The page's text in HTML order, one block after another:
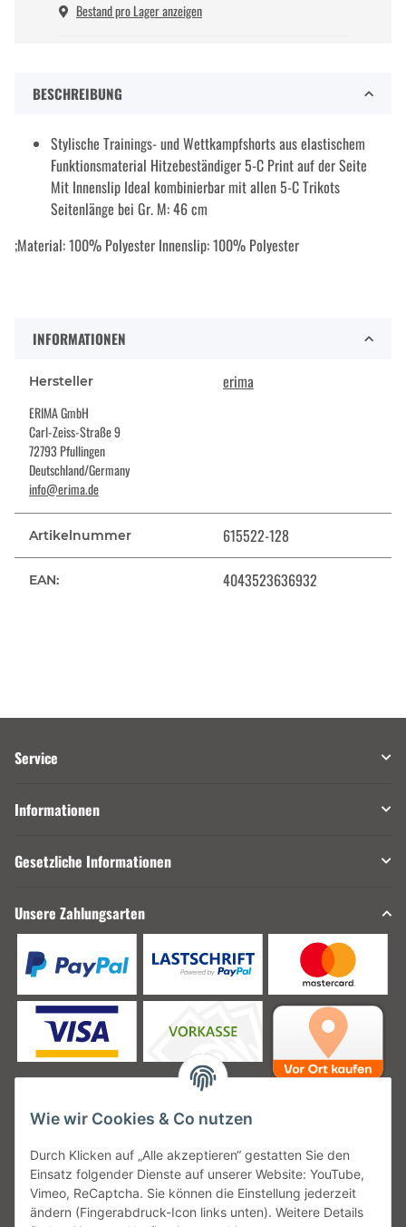
Bestand pro Lager anzeigen
BESCHREIBUNG
Stylische Trainings- und Wettkampfshorts aus elastischem
Funktionsmaterial Hitzebeständiger 5-C Print auf der Seite
Mit Innenslip Ideal kombinierbar mit allen 5-C Trikots
Seitenlänge bei Gr. M: 46 cm
;Material: 100% Polyester Innenslip: 100% Polyester
INFORMATIONEN
Hersteller erima
ERIMA GmbH
Carl-Zeiss-Straße 9
72793 Pfullingen
Deutschland/Germany
info@erima.de
Artikelnummer 615522-128
EAN: 4043523636932
Service
Informationen
Gesetzliche Informationen
Unsere Zahlungsarten
Unsere Versanddienstleister
Wie wir Cookies & Co nutzen
Durch Klicken auf „Alle akzeptieren“ gestatten Sie den
Einsatz folgender Dienste auf unserer Website: YouTube,
Vimeo, ReCaptcha. Sie können die Einstellung jederzeit
ändern (Fingerabdruck-Icon links unten). Weitere Details